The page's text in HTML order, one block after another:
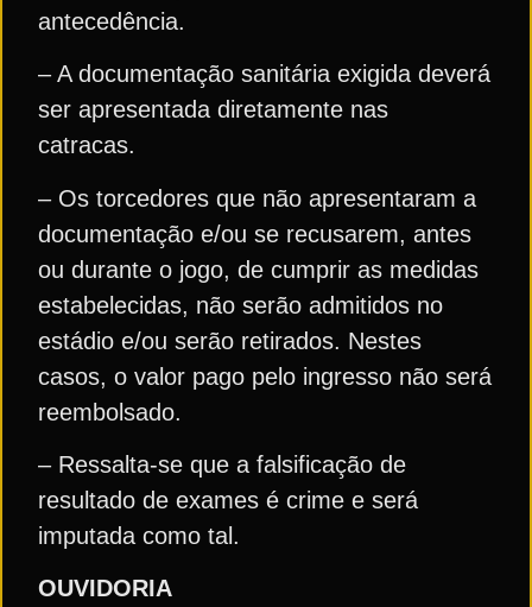
antecedência.
– A documentação sanitária exigida deverá
ser apresentada diretamente nas
catracas.
– Os torcedores que não apresentaram a
documentação e/ou se recusarem, antes
ou durante o jogo, de cumprir as medidas
estabelecidas, não serão admitidos no
estádio e/ou serão retirados. Nestes
casos, o valor pago pelo ingresso não será
reembolsado.
– Ressalta-se que a falsificação de
resultado de exames é crime e será
imputada como tal.
OUVIDORIA